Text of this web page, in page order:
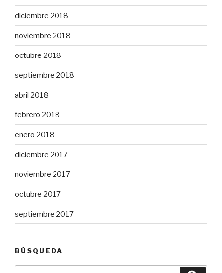
diciembre 2018
noviembre 2018
octubre 2018
septiembre 2018
abril 2018
febrero 2018
enero 2018
diciembre 2017
noviembre 2017
octubre 2017
septiembre 2017
BÚSQUEDA